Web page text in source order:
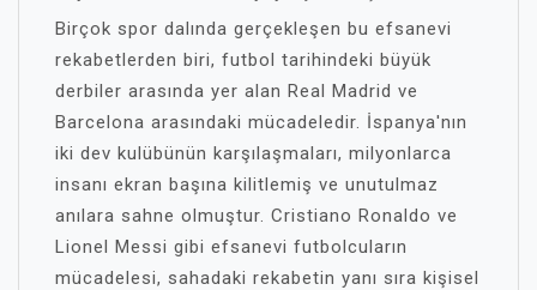
Birçok spor dalında gerçekleşen bu efsanevi
rekabetlerden biri, futbol tarihindeki büyük
derbiler arasında yer alan Real Madrid ve
Barcelona arasındaki mücadeledir. İspanya'nın
iki dev kulübünün karşılaşmaları, milyonlarca
insanı ekran başına kilitlemiş ve unutulmaz
anılara sahne olmuştur. Cristiano Ronaldo ve
Lionel Messi gibi efsanevi futbolcuların
mücadelesi, sahadaki rekabetin yanı sıra kişisel